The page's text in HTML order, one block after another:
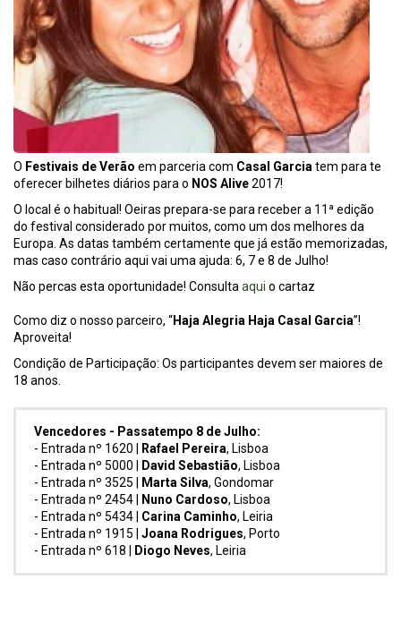
O Festivais de Verão em parceria com Casal Garcia tem para te
oferecer bilhetes diários para o NOS Alive2017!
O local é o habitual! Oeiras prepara-se para receber a 11ª edição
do festival considerado por muitos, como um dos melhores da
Europa. As datas também certamente que já estão memorizadas,
mas caso contrário aqui vai uma ajuda: 6, 7 e 8 de Julho!
Não percas esta oportunidade! Consulta aqui o cartaz
Como diz o nosso parceiro, “Haja Alegria Haja Casal Garcia”!
Aproveita!
Condição de Participação: Os participantes devem ser maiores de
18 anos.
Vencedores - Passatempo 8 de Julho:
- Entrada nº 1620 | Rafael Pereira, Lisboa
- Entrada nº 5000 | David Sebastião, Lisboa
- Entrada nº 3525 | Marta Silva, Gondomar
- Entrada nº 2454 | Nuno Cardoso, Lisboa
- Entrada nº 5434 | Carina Caminho, Leiria
- Entrada nº 1915 | Joana Rodrigues, Porto
- Entrada nº 618 | Diogo Neves, Leiria